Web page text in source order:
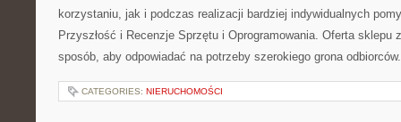
korzystaniu, jak i podczas realizacji bardziej indywidualnych
Przyszłość i Recenzje Sprzętu i Oprogramowania. Oferta sklepu
sposób, aby odpowiadać na potrzeby szerokiego grona
CATEGORIES: NIERUCHOMOŚCI